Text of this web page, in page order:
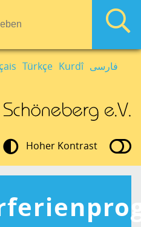
Türkçe Kurdî فارسی
Hoher Kontrast